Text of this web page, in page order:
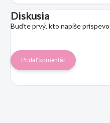
Diskusia
Buďte prvý, kto napíše
Pridať komentár